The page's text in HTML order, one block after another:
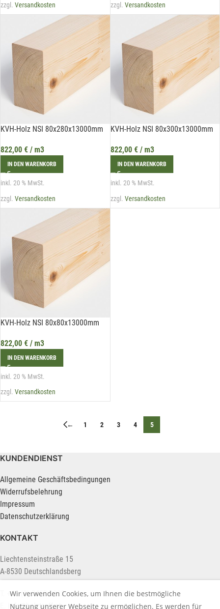
zzgl. Versandkosten
zzgl. Versandkosten
KVH-Holz NSI 80x280x13000mm
822,00 € / m3
IN DEN WARENKORB
inkl. 20 % MwSt.
zzgl. Versandkosten
KVH-Holz NSI 80x300x13000mm
822,00 €/ m3
IN DEN WARENKORB
inkl. 20 % MwSt.
zzgl. Versandkosten
KVH-Holz NSI 80x80x13000mm
822,00 € / m3
IN DEN WARENKORB
inkl. 20 % MwSt.
zzgl. Versandkosten
← 1 2 3 4 5
KUNDENDIENST
Allgemeine Geschäftsbedingungen
Widerrufsbelehrung
Impressum
Datenschutzerklärung
KONTAKT
Liechtensteinstraße 15
A-8530 Deutschlandsberg
T. +43 (0) 3462 2222
info@holztreff.at
Hiermit erkläre ich mich damit einverstanden, dass die Daten
meiner E-Mail-Adresse von der Liechtenstein Holztreff GmbH zum
Zwecke der Zusendung von Newslettern über Neuigkeiten in der
Liechtenstein Holztreff GmbH im Einklang mit der
Datenschutzerklärung verwendet werden. Diese Einwilligung ist
freiwillig und kann jederzeit mit Wirkung für die Zukunft gegenüber
der Liechtenstein Holztreff GmbH unter info@holztreff.at
widerrufen werden.
Wir verwenden Cookies, um Ihnen die bestmögliche
Nutzung unserer Webseite zu ermöglichen. Es werden für